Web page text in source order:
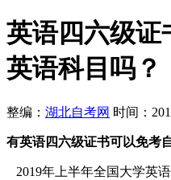
英语四六级证
英语科目吗？
整编： 湖北自考网 时间：
有英语四六级证书可以免考
2019年上半年全国大学英